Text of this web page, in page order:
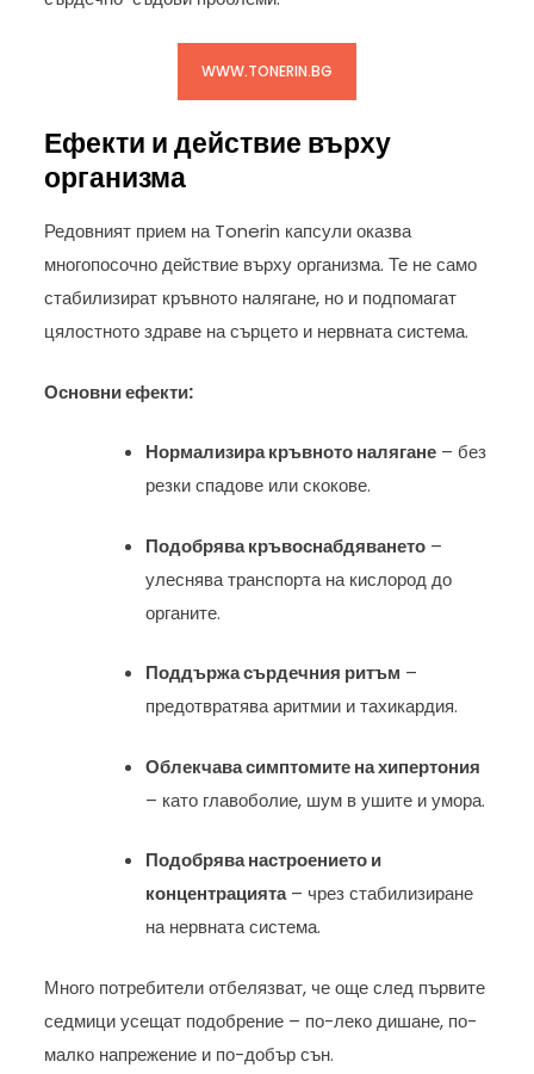
WWW.TONERIN.BG
Ефекти и действие върху
организма
Редовният прием на Tonerin капсули оказва
многопосочно действие върху организма. Те не само
стабилизират кръвното налягане, но и подпомагат
цялостното здраве на сърцето и нервната система.
Основни ефекти:
Нормализира кръвното налягане – без
резки спадове или скокове.
Подобрява кръвоснабдяването –
улеснява транспорта на кислород до
органите.
Поддържа сърдечния ритъм –
предотвратява аритмии и тахикардия.
Облекчава симптомите на хипертония
– като главоболие, шум в ушите и умора.
Подобрява настроението и
концентрацията– чрез стабилизиране
на нервната система.
Много потребители отбелязват, че още след първите
седмици усещат подобрение – по-леко дишане, по-
малко напрежение и по-добър сън.